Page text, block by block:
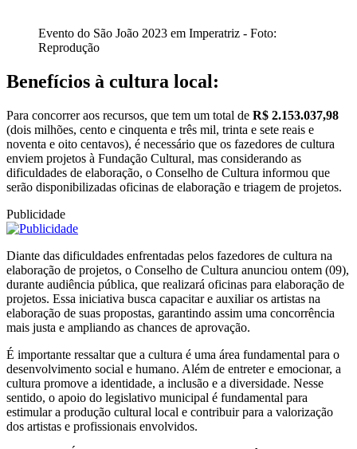
Evento do São João 2023 em Imperatriz - Foto:
Reprodução
Benefícios à cultura local:
Para concorrer aos recursos, que tem um total de R$ 2.153.037,98
(dois milhões, cento e cinquenta e três mil, trinta e sete reais e
noventa e oito centavos), é necessário que os fazedores de cultura
enviem projetos à Fundação Cultural, mas considerando as
dificuldades de elaboração, o Conselho de Cultura informou que
serão disponibilizadas oficinas de elaboração e triagem de projetos.
Publicidade
Diante das dificuldades enfrentadas pelos fazedores de cultura na
elaboração de projetos, o Conselho de Cultura anunciou ontem (09),
durante audiência pública, que realizará oficinas para elaboração de
projetos. Essa iniciativa busca capacitar e auxiliar os artistas na
elaboração de suas propostas, garantindo assim uma concorrência
mais justa e ampliando as chances de aprovação.
É importante ressaltar que a cultura é uma área fundamental para o
desenvolvimento social e humano. Além de entreter e emocionar, a
cultura promove a identidade, a inclusão e a diversidade. Nesse
sentido, o apoio do legislativo municipal é fundamental para
estimular a produção cultural local e contribuir para a valorização
dos artistas e profissionais envolvidos.